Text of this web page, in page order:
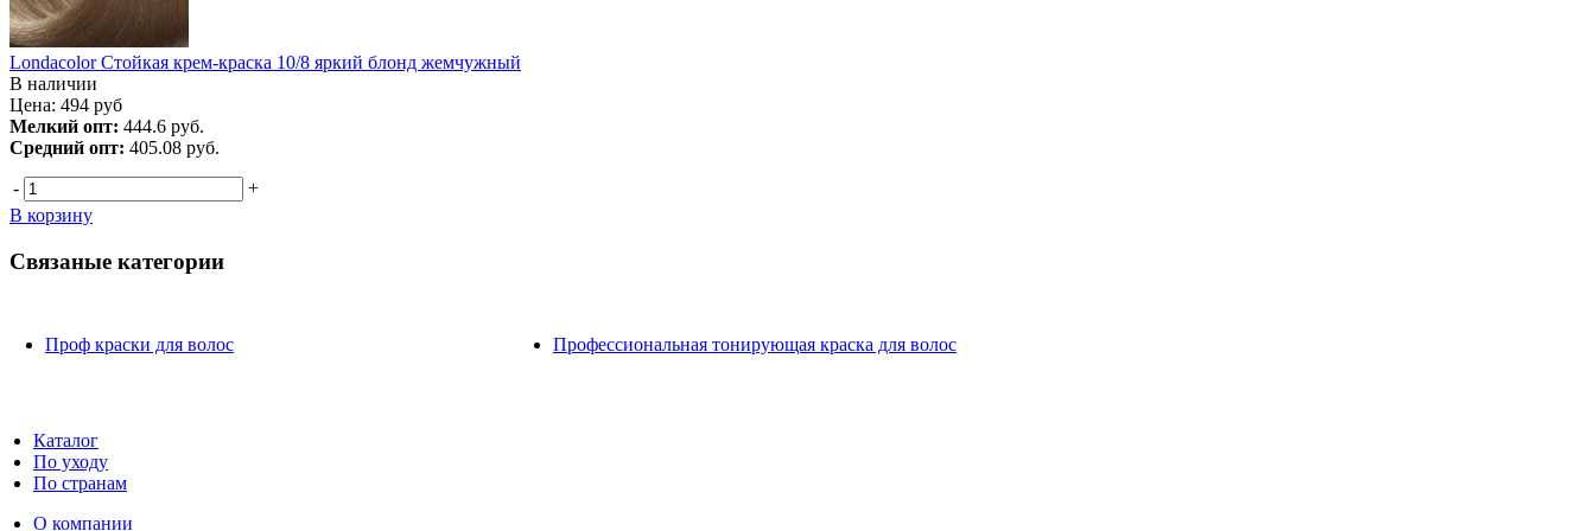
Londacolor Стойкая крем-краска 10/8 яркий блонд жемчужный
В наличии
Цена: 494 руб
Мелкий опт: 444.6 руб.
Средний опт: 405.08 руб.
-
+
В корзину
Связаные категории
Проф краски для волос Профессиональная тонирующая краска для волос
Каталог
По уходу
По странам
О компании